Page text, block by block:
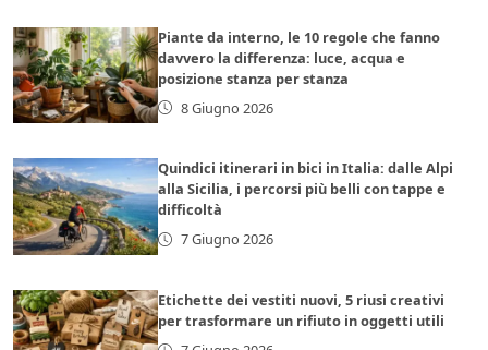
Piante da interno, le 10 regole che fanno
davvero la differenza: luce, acqua e
posizione stanza per stanza
8 Giugno 2026
Quindici itinerari in bici in Italia: dalle Alpi
alla Sicilia, i percorsi più belli con tappe e
difficoltà
7 Giugno 2026
Etichette dei vestiti nuovi, 5 riusi creativi
per trasformare un rifiuto in oggetti utili